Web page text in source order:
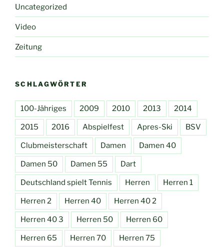
Uncategorized
Video
Zeitung
SCHLAGWÖRTER
100-Jähriges 2009 2010 2013 2014
2015 2016 Abspielfest Apres-Ski BSV
Clubmeisterschaft Damen Damen 40
Damen 50 Damen 55 Dart
Deutschland spielt Tennis Herren Herren 1
Herren 2 Herren 40 Herren 40 2
Herren 40 3 Herren 50 Herren 60
Herren 65 Herren 70 Herren 75